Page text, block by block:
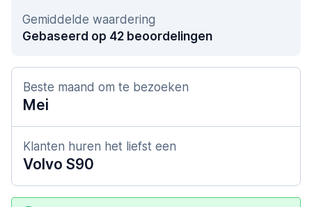
Gemiddelde waardering
Gebaseerd op 42 beoordelingen
Beste maand om te bezoeken
Mei
Klanten huren het liefst een
Volvo S90